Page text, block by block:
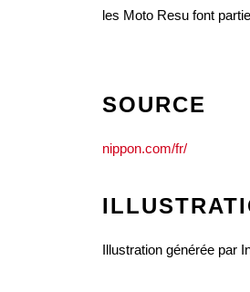
les Moto Resu font
SOURCE
nippon.com/fr/
Illustration générée par